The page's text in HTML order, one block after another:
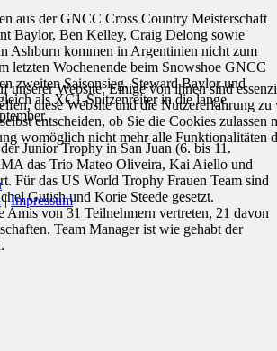
aus der GNCC Cross Country Meisterschaft
Baylor, Ben Kelley, Craig Delong sowie
Ashburn kommen in Argentinien nicht zum
letzten Wochenende beim Snowshoe GNCC
zweiten Saisonsieg. Steward Baylor und
als XC1-Spitzenreiter in die lange
Junior Trophy in San Juan (6. bis 11.
das Trio Mateo Oliveira, Kai Aiello und
Für das US World Trophy Frauen Team sind
Gutish und Korie Steede gesetzt.
Amis von 31 Teilnehmern vertreten, 21 davon
Team Manager ist wie gehabt der
unserer Website. Einige von ihnen sind
diese Website und die Nutzererfahrung zu
entscheiden, ob Sie die Cookies zulassen
womöglich nicht mehr alle Funktionalitäten
|Impressum